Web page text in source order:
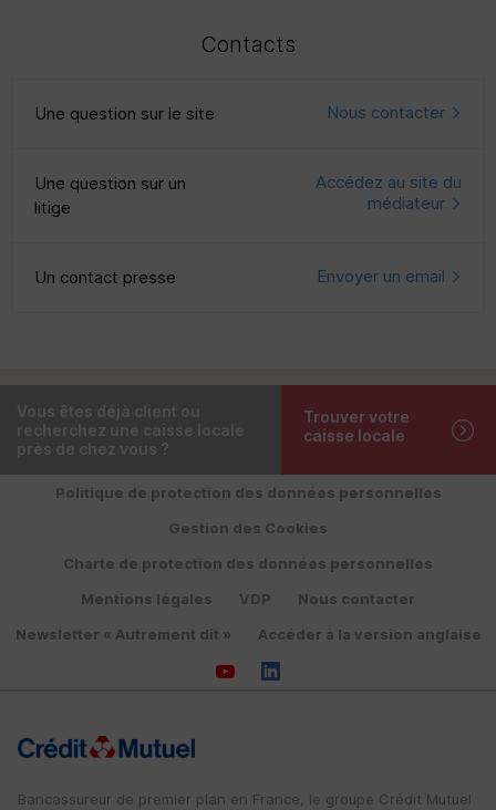
Contacts
Une question sur le site Nous contacter
Une question sur un
litige
Accédez au site du
médiateur
Un contact presse Envoyer un email
Vous êtes déjà client ou
recherchez une caisse locale
près de chez vous ?
Trouver votre
caisse locale
Politique de protection des données personnelles
Gestion des Cookies
Charte de protection des données personnelles
Mentions légales
VDP
Nous contacter
Newsletter « Autrement dit »
Accéder à la version anglaise
Bancassureur de premier plan en France, le groupe Crédit Mutuel